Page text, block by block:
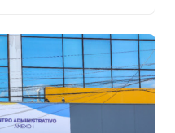
novo auditório da